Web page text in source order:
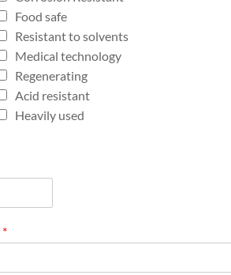
Food safe
Resistant to solvents
Medical technology
Regenerating
Acid resistant
Heavily used
*